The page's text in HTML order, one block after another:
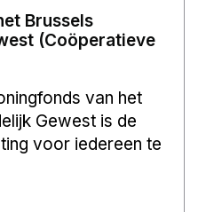
Brussels
(Coöperatieve
van het
Gewest is de
voor iedereen te